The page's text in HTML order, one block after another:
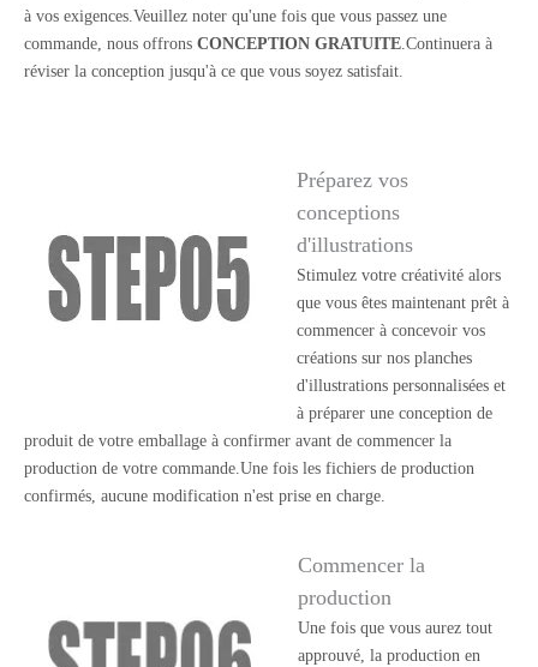
à vos exigences.Veuillez noter qu'une fois que vous passez une
commande, nous offrons CONCEPTION GRATUITE.Continuera à
réviser la conception jusqu'à ce que vous soyez satisfait.
Préparez vos
conceptions
d'illustrations
Stimulez votre créativité alors
que vous êtes maintenant prêt à
commencer à concevoir vos
créations sur nos planches
d'illustrations personnalisées et
à préparer une conception de
produit de votre emballage à confirmer avant de commencer la
production de votre commande.Une fois les fichiers de production
confirmés, aucune modification n'est prise en charge.
Commencer la
production
Une fois que vous aurez tout
approuvé, la production en